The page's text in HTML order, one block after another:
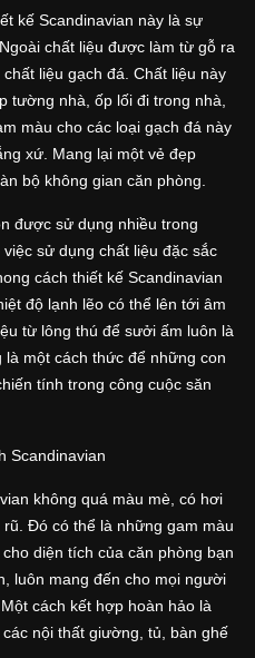
kế Scandinavian này là sự
chất liệu được làm từ gỗ ra
liệu gạch đá. Chất liệu này
tường nhà, ốp lối đi trong nhà,
màu cho các loại gạch đá này
xứ. Mang lại một vẻ đẹp
bộ không gian căn phòng.
được sử dụng nhiều trong
sử dụng chất liệu đặc sắc
cách thiết kế Scandinavian
độ lạnh lẽo có thể lên tới âm
từ lông thú để sưởi ấm luôn là
một cách thức để những con
tính trong công cuộc săn
không quá màu mè, có hơi
Đó có thể là những gam màu
diện tích của căn phòng bạn
luôn mang đến cho mọi người
cách kết hợp hoàn hảo là
nội thất giường, tủ, bàn ghế